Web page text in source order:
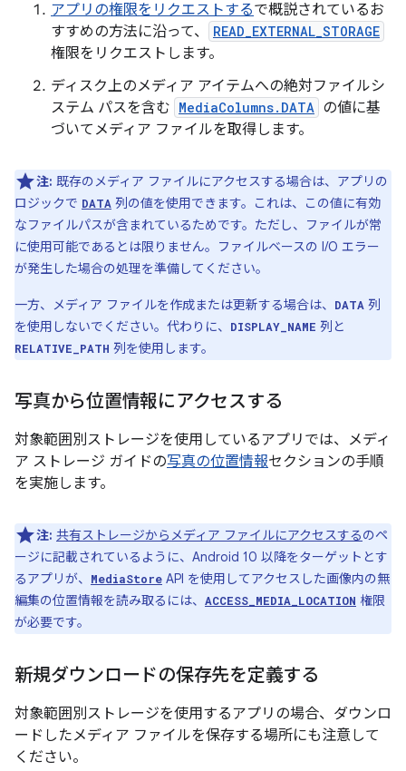
アプリの権限をリクエストするで概説されているお
すすめの方法に沿って、
READ_EXTERNAL_STORAGE
権限をリクエストします。
ディスク上のメディア アイテムへの絶対ファイルシ
ステム パスを含む MediaColumns.DATA の値に基
づいてメディア ファイルを取得します。
注: 既存のメディア ファイルにアクセスする場合は、アプリの
ロジックで DATA 列の値を使用できます。これは、この値に有効
なファイルパスが含まれているためです。ただし、ファイルが常
に使用可能であるとは限りません。ファイルベースの I/O エラー
が発生した場合の処理を準備してください。
一方、メディア ファイルを作成または更新する場合は、 DATA 列
を使用しないでください。代わりに、
DISPLAY_NAME 列と
RELATIVE_PATH 列を使用します。
写真から位置情報にアクセスする
対象範囲別ストレージを使用しているアプリでは、メディ
ア ストレージ ガイドの写真の位置情報セクションの手順
を実施します。
注: 共有ストレージからメディア ファイルにアクセスするのペ
ージに記載されているように、Android 10 以降をターゲットとす
るアプリが、
MediaStore API を使用してアクセスした画像内の無
編集の位置情報を読み取るには、 ACCESS_MEDIA_LOCATION 権限
が必要です。
新規ダウンロードの保存先を定義する
対象範囲別ストレージを使用するアプリの場合、ダウンロ
ードしたメディア ファイルを保存する場所にも注意して
ください。